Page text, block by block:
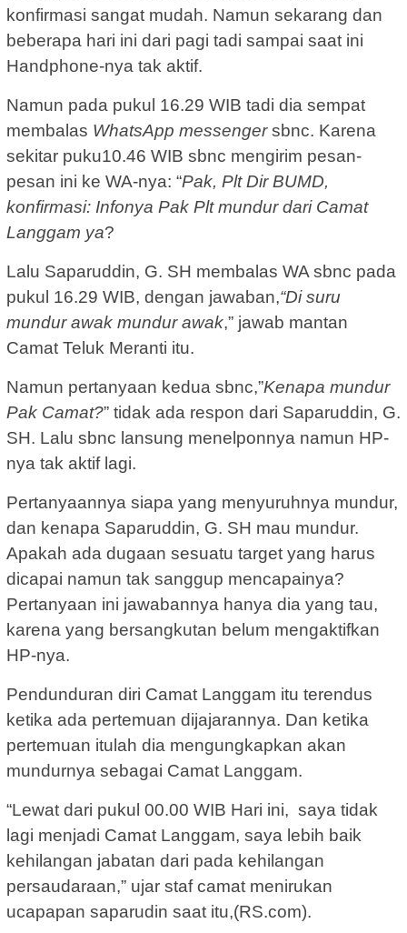
konfirmasi sangat mudah. Namun sekarang dan
beberapa hari ini dari pagi tadi sampai saat ini
Handphone-nya tak aktif.
Namun pada pukul 16.29 WIB tadi dia sempat
membalas WhatsApp messengersbnc. Karena
sekitar puku10.46 WIB sbnc mengirim pesan-
pesan ini ke WA-nya: “Pak, Plt Dir BUMD,
konfirmasi: Infonya Pak Plt mundur dari Camat
Langgam ya?
Lalu Saparuddin, G. SH membalas WA sbnc pada
pukul 16.29 WIB, dengan jawaban,“Di suru
mundur awak mundur awak,” jawab mantan
Camat Teluk Meranti itu.
Namun pertanyaan kedua sbnc,”Kenapa mundur
Pak Camat?” tidak ada respon dari Saparuddin, G.
SH. Lalu sbnc lansung menelponnya namun HP-
nya tak aktif lagi.
Pertanyaannya siapa yang menyuruhnya mundur,
dan kenapa Saparuddin, G. SH mau mundur.
Apakah ada dugaan sesuatu target yang harus
dicapai namun tak sanggup mencapainya?
Pertanyaan ini jawabannya hanya dia yang tau,
karena yang bersangkutan belum mengaktifkan
HP-nya.
Pendunduran diri Camat Langgam itu terendus
ketika ada pertemuan dijajarannya. Dan ketika
pertemuan itulah dia mengungkapkan akan
mundurnya sebagai Camat Langgam.
“Lewat dari pukul 00.00 WIB Hari ini, saya tidak
lagi menjadi Camat Langgam, saya lebih baik
kehilangan jabatan dari pada kehilangan
persaudaraan,” ujar staf camat menirukan
ucapapan saparudin saat itu,(RS.com).